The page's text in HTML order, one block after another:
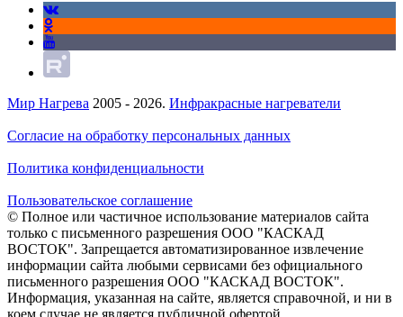
Мир Нагрева 2005 - 2026. Инфракрасные нагреватели
Согласие на обработку персональных данных
Политика конфиденциальности
Пользовательское соглашение
© Полное или частичное использование материалов сайта
только с письменного разрешения ООО "КАСКАД
ВОСТОК". Запрещается автоматизированное извлечение
информации сайта любыми сервисами без официального
письменного разрешения ООО "КАСКАД ВОСТОК".
Информация, указанная на сайте, является справочной, и ни в
коем случае не является публичной офертой.